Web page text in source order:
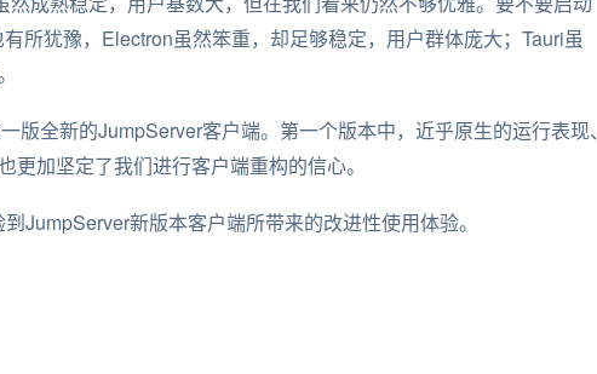
所犹豫，Electron虽然笨重，却足够稳定，用户群体庞大；Tauri虽
版全新的JumpServer客户端。第一个版本中，近乎原生的运行表现、
加坚定了我们进行客户端重构的信心。
JumpServer新版本客户端所带来的改进性使用体验。